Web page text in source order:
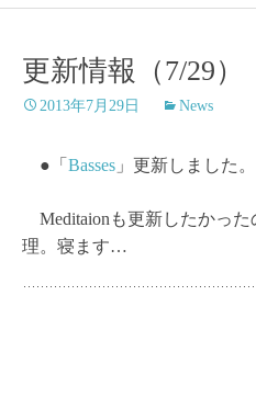
更新情報（7/29）
2013年7月29日 News
●「 Basses 」更新しました。
Meditaionも更新したかっ
理。寝ます…